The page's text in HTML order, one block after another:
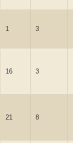
1 3
16 3
21 8